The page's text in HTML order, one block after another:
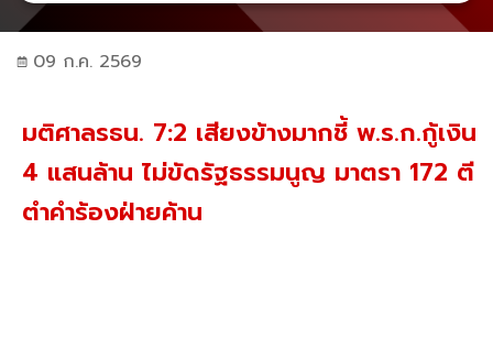
09 ก.ค. 2569
มติศาลรธน. 7:2 เสียงข้างมากชี้ พ.ร.ก.กู้เงิน
4 แสนล้าน ไม่ขัดรัฐธรรมนูญ มาตรา 172 ตี
ตำคำร้องฝ่ายค้าน